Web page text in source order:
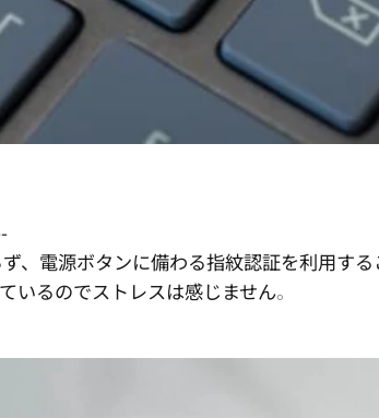
、電源ボタンに備わる指紋認証を利用す
いるのでストレスは感じません。